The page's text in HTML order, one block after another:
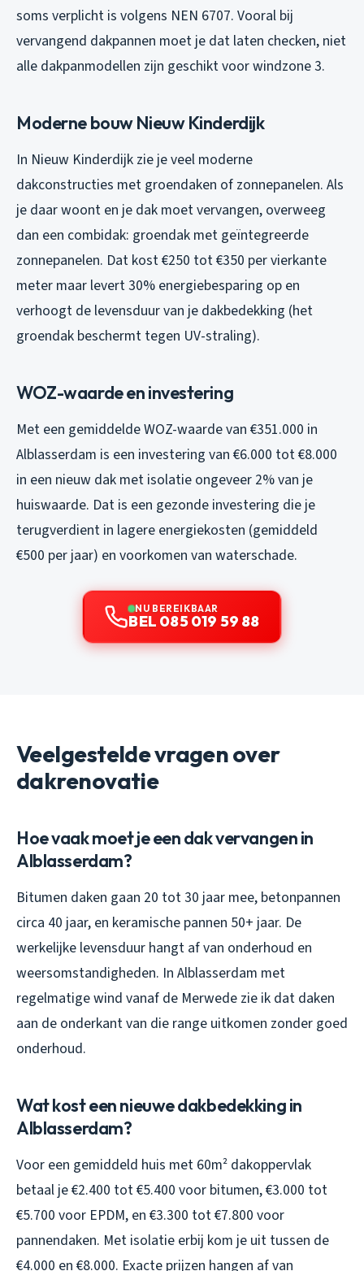
soms verplicht is volgens NEN 6707. Vooral bij
vervangend dakpannen moet je dat laten checken, niet
alle dakpanmodellen zijn geschikt voor windzone 3.
Moderne bouw Nieuw Kinderdijk
In Nieuw Kinderdijk zie je veel moderne
dakconstructies met groendaken of zonnepanelen. Als
je daar woont en je dak moet vervangen, overweeg
dan een combidak: groendak met geïntegreerde
zonnepanelen. Dat kost €250 tot €350 per vierkante
meter maar levert 30% energiebesparing op en
verhoogt de levensduur van je dakbedekking (het
groendak beschermt tegen UV-straling).
WOZ-waarde en investering
Met een gemiddelde WOZ-waarde van €351.000 in
Alblasserdam is een investering van €6.000 tot €8.000
in een nieuw dak met isolatie ongeveer 2% van je
huiswaarde. Dat is een gezonde investering die je
terugverdient in lagere energiekosten (gemiddeld
€500 per jaar) en voorkomen van waterschade.
NU BEREIKBAAR
BEL 085 019 59 88
Veelgestelde vragen over
dakrenovatie
Hoe vaak moet je een dak vervangen in
Alblasserdam?
Bitumen daken gaan 20 tot 30 jaar mee, betonpannen
circa 40 jaar, en keramische pannen 50+ jaar. De
werkelijke levensduur hangt af van onderhoud en
weersomstandigheden. In Alblasserdam met
regelmatige wind vanaf de Merwede zie ik dat daken
aan de onderkant van die range uitkomen zonder goed
onderhoud.
Wat kost een nieuwe dakbedekking in
Alblasserdam?
Voor een gemiddeld huis met 60m² dakoppervlak
betaal je €2.400 tot €5.400 voor bitumen, €3.000 tot
€5.700 voor EPDM, en €3.300 tot €7.800 voor
pannendaken. Met isolatie erbij kom je uit tussen de
€4.000 en €8.000. Exacte prijzen hangen af van